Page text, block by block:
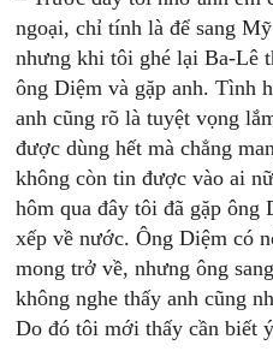
ngoại, chỉ tính là để sang
nhưng khi tôi ghé lại Ba-Lê
ông Diệm và gặp anh. Tình
anh cũng rõ là tuyệt vọng
được dùng hết mà chẳng
không còn tin được vào ai
hôm qua đây tôi đã gặp ông
xếp về nước. Ông Diệm có
mong trở về, nhưng ông
không nghe thấy anh cũng
Do đó tôi mới thấy cần biết